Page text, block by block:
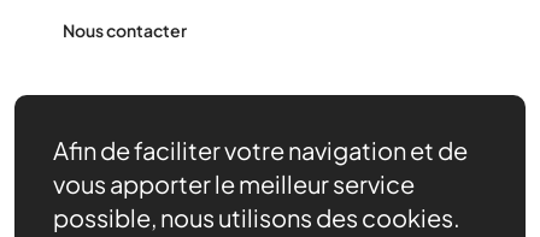
Nous contacter
Afin de faciliter votre navigation et de
vous apporter le meilleur service
possible, nous utilisons des cookies.